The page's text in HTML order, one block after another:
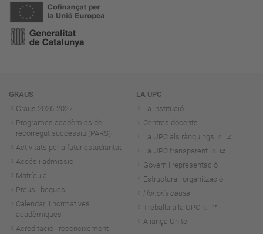
Navegació
GRAUS
Graus 2026-2027
Programes acadèmics de
recorregut successiu (PARS)
Activitats per a futur estudiantat
Accés i admissió
Matrícula
Preus i beques
Calendari i normatives
acadèmiques
Acreditació i reconeixement
LA UPC
La institució
Centres docents
La UPC als rànquings
La UPC transparent
Govern i representació
Estructura i organització
Honoris causa
Treballa a la UPC
Aliança Unite!